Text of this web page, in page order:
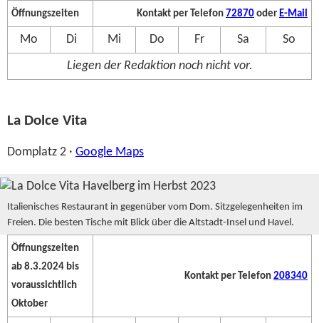
Öffnungszeiten Kontakt per Telefon 72870 oder E-Mail
Mo Di Mi Do Fr Sa So
Liegen der Redaktion noch nicht vor.
La Dolce Vita
Domplatz 2 · Google Maps
Italienisches Restaurant in gegenüber vom Dom. Sitzgelegenheiten im
Freien. Die besten Tische mit Blick über die Altstadt-Insel und Havel.
Öffnungszeiten
ab 8.3.2024 bis
voraussichtlich
Oktober
Kontakt per Telefon 208340